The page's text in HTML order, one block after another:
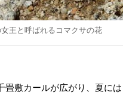
王と呼ばれるコマクサの花
敷カールが広がり、夏に